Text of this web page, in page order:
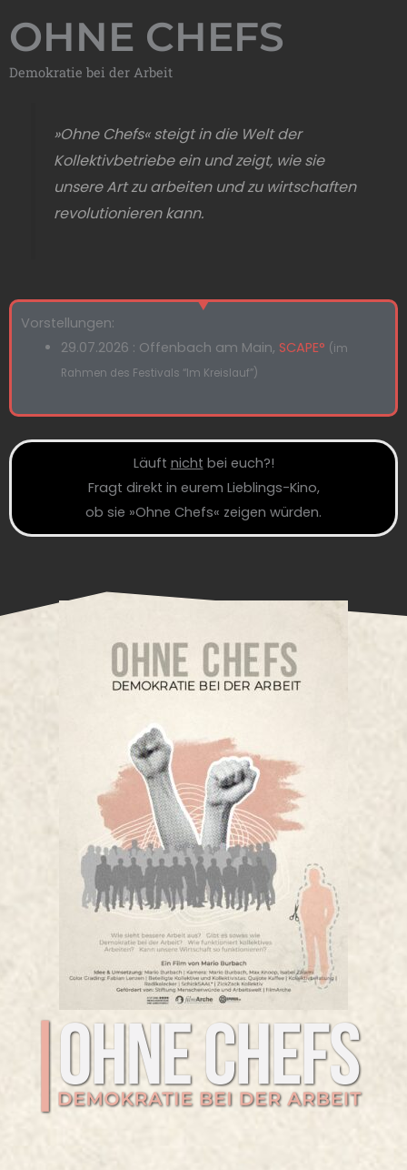
OHNE CHEFS
Demokratie bei der Arbeit
»Ohne Chefs« steigt in die Welt der
Kollektivbetriebe ein und zeigt, wie sie
unsere Art zu arbeiten und zu wirtschaften
revolutionieren kann.
Vorstellungen:
29.07.2026 : Offenbach am Main, SCAPE° (im
Rahmen des Festivals “Im Kreislauf”)
Läuft nicht bei euch?!
Fragt direkt in eurem Lieblings-Kino,
ob sie »Ohne Chefs« zeigen würden.